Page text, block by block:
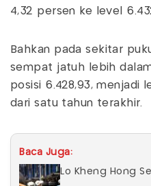
4,32 persen ke level
Bahkan pada sekitar
sempat jatuh lebih
posisi 6.428,93, menjadi
dari satu tahun terakhir.
Baca Juga:
Lo Kheng Hong